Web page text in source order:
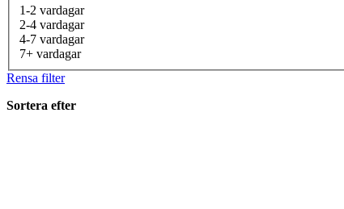
1-2 vardagar
2-4 vardagar
4-7 vardagar
7+ vardagar
Rensa filter
Sortera efter